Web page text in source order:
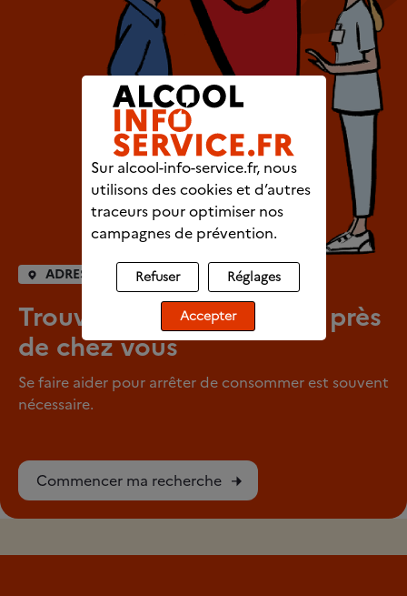
ADRESSES UTILES
Trouver un professionnel près
de chez vous
Se faire aider pour arrêter de consommer est souvent
nécessaire.
Commencer ma recherche
Sur alcool-info-service.fr, nous
utilisons des cookies et d’autres
traceurs pour optimiser nos
campagnes de prévention.
Refuser Réglages
Accepter